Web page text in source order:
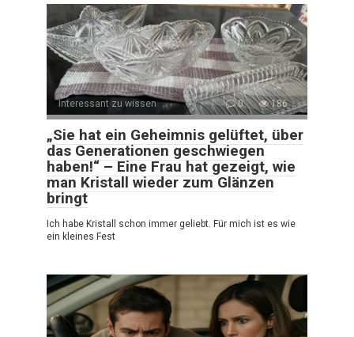
Interessant zu wissen 0 186
„Sie hat ein Geheimnis gelüftet, über
das Generationen geschwiegen
haben!“ – Eine Frau hat gezeigt, wie
man Kristall wieder zum Glänzen
bringt
Ich habe Kristall schon immer geliebt. Für mich ist es wie
ein kleines Fest